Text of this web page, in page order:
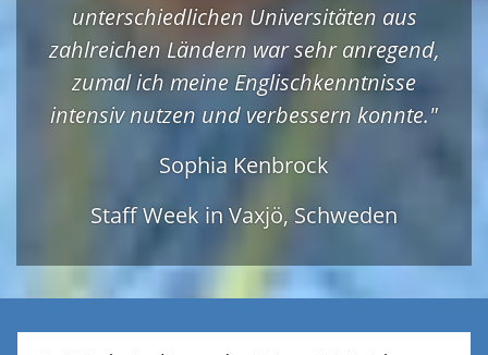
unterschiedlichen Universitäten aus
zahlreichen Ländern war sehr anregend,
zumal ich meine Englischkenntnisse
intensiv nutzen und verbessern konnte."
Sophia Kenbrock
Staff Week in Vaxjö, Schweden